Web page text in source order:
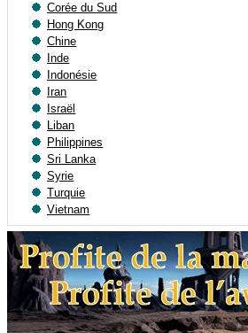
Corée du Sud
Hong Kong
Chine
Inde
Indonésie
Iran
Israël
Liban
Philippines
Sri Lanka
Syrie
Turquie
Vietnam